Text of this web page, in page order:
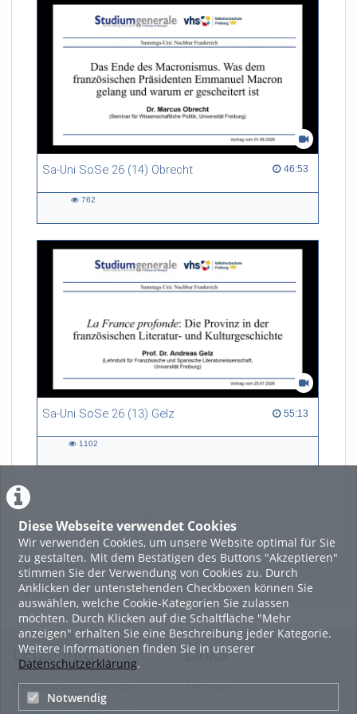
Diese Webseite verwendet Cookies
Wir verwenden Cookies, um unsere Website optimal für Sie
zu gestalten. Mit dem Bestätigen des Buttons "Akzeptieren"
stimmen Sie der Verwendung von Cookies zu. Durch
Anklicken der untenstehenden Checkboxen können Sie
auswählen, welche Cookie-Kategorien Sie zulassen
möchten. Durch Klicken auf die Schaltfläche "Mehr
anzeigen" erhalten Sie eine Beschreibung jeder Kategorie.
Weitere Informationen finden Sie in unserer
Datenschutzerklärung.
Notwendig
Sa-Uni SoSe 26 (14) Obrecht 46:53
46:53 duration
762
Sa-Uni SoSe 26 (13) Gelz 55:13
55:13 duration
1102
LADE MEHR
Featured
Beliebtheit
Legal Info
Nutzungsbedingungen
Links
Sitemap